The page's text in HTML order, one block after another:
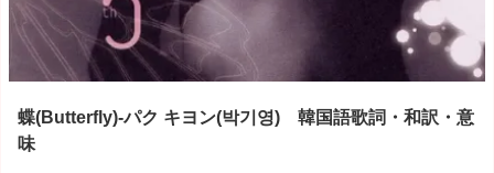
蝶(Butterfly)‐パク キヨン(박기영) 韓国語歌詞・和訳・意
味